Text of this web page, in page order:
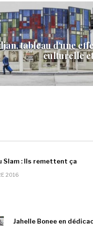
tableau d’une
culturelle
Slam : Ils remettent ça
2016
Jahelle Bonee en